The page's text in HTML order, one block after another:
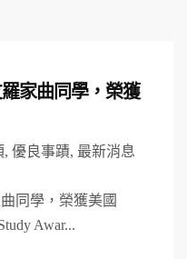
家曲同學，榮獲
, 優良事蹟, 最新消息
同學，榮獲美國
Awar...